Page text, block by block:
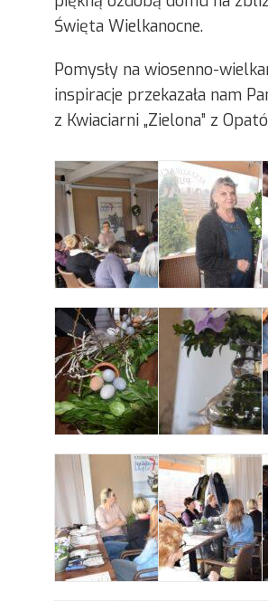
Święta Wielkanocne.
Pomysły na wiosenno-
inspiracje przekazała nam
z Kwiaciarni „Zielona” z